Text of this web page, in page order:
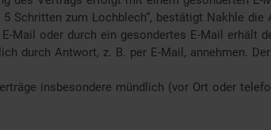
Schritten zum Lochblech“, bestätigt Nakhle
Mail oder durch ein gesondertes E-Mail erhält
durch Antwort, z. B. per E-Mail, annehmen.
insbesondere mündlich (vor Ort oder